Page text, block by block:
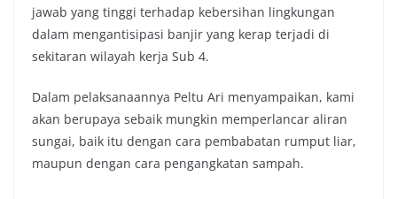
jawab yang tinggi terhadap kebersihan lingkungan
dalam mengantisipasi banjir yang kerap terjadi di
sekitaran wilayah kerja Sub 4.
Dalam pelaksanaannya Peltu Ari menyampaikan, kami
akan berupaya sebaik mungkin memperlancar aliran
sungai, baik itu dengan cara pembabatan rumput liar,
maupun dengan cara pengangkatan sampah.